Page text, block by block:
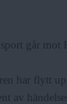
går mot
har flytt
av